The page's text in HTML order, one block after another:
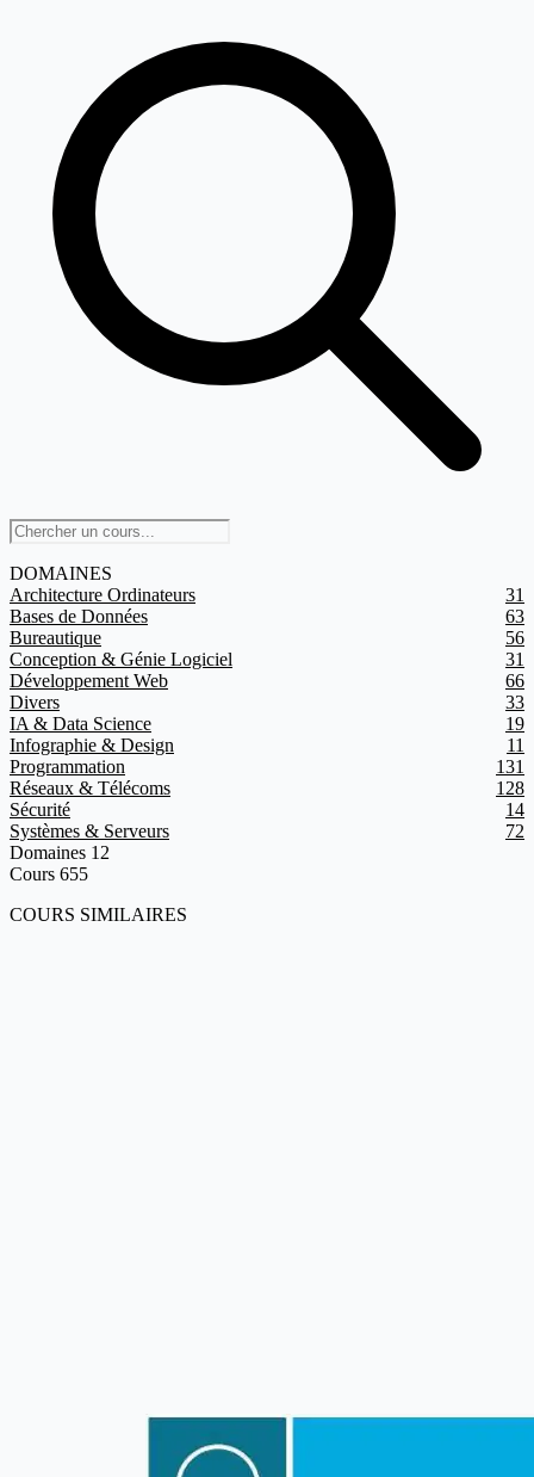
DOMAINES
Architecture Ordinateurs
31
Bases de Données
63
Bureautique
56
Conception & Génie Logiciel
31
Développement Web
66
Divers
33
IA & Data Science
19
Infographie & Design
11
Programmation
131
Réseaux & Télécoms
128
Sécurité
14
Systèmes & Serveurs
72
Domaines 12
Cours 655
COURS SIMILAIRES